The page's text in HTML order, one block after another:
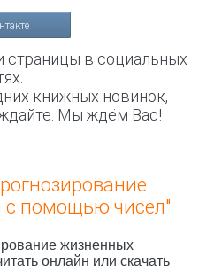
страницы в социальных
книжных новинок,
Мы ждём Вас!
помощью чисел"
жизненных
онлайн или скачать